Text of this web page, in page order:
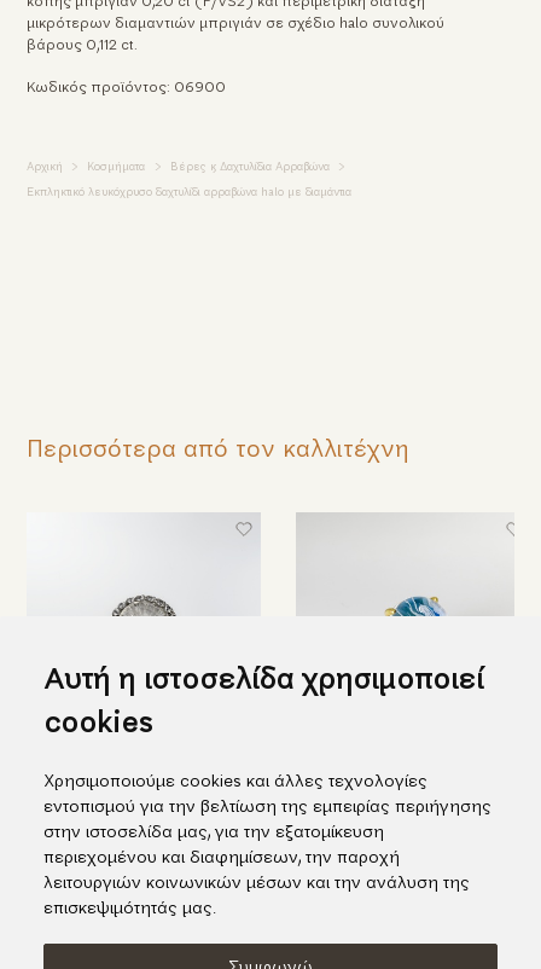
Αυτή η ιστοσελίδα χρησιμοποιεί
cookies
Χρησιμοποιούμε cookies και άλλες τεχνολογίες
εντοπισμού για την βελτίωση της εμπειρίας περιήγησης
στην ιστοσελίδα μας, για την εξατομίκευση
περιεχομένου και διαφημίσεων, την παροχή
λειτουργιών κοινωνικών μέσων και την ανάλυση της
επισκεψιμότητάς μας.
μικρότερων διαμαντιών μπριγιάν σε σχέδιο halo συνολικού
βάρους 0,112 ct.
Κωδικός προϊόντος: 06900
Αρχική Κοσμήματα Βέρες & Δαχτυλίδια Αρραβώνα
Εκπληκτικό λευκόχρυσο δαχτυλίδι αρραβώνα halo με διαμάντια
Περισσότερα από τον καλλιτέχνη
Στρογγυλό ασημένιο δαχτυλίδι
με εγχάρακτο χαλαζία & topaz
Δαχτυλίδι με εσώγλυφη
χάραξη σε ασήμι και χρυσό
1.188,00€